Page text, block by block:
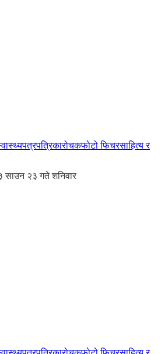
पत्रपत्रिकारोचकफोटो फिचरसाहित्य र
साउन २३ गते शनिवार